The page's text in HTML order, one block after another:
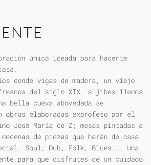
única ideada para hacerte
donde vigas de madera, un viejo
del siglo XIX, aljibes llenos
bella cueva abovedada se
obras elaboradas exprofeso por el
José María de Z; mesas pintadas a
de piezas que harán de casa
Soul, Dub, Folk, Blues... Una
para que disfrutes de un cuidado